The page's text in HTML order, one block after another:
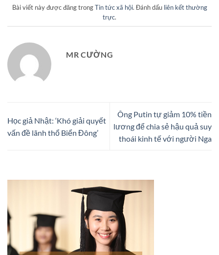
Bài viết này được đăng trongTin tức xã hội. Đánh dấu liên kết thường
trực.
MR CƯỜNG
Học giả Nhật: ‘Khó giải quyết
vấn đề lãnh thổ Biển Đông’
Ông Putin tự giảm 10% tiền
lương để chia sẻ hậu quả suy
thoái kinh tế với người Nga